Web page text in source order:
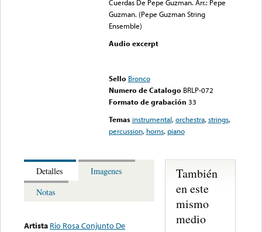
Cuerdas De Pepe Guzman. Arr.: Pepe
Guzman. (Pepe Guzman String
Ensemble)
Audio excerpt
Sello Bronco
Numero de Catalogo BRLP-072
Formato de grabación 33
Temas instrumental,orchestra,strings,
percussion, horns, piano
Detalles
Imagenes
Notas
Artista Rio Rosa Conjunto De
También
en este
mismo
medio